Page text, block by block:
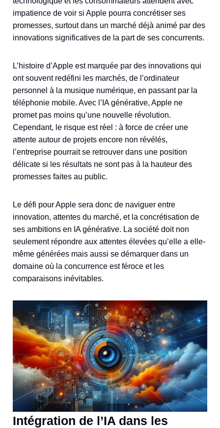
impatience de voir si Apple pourra concrétiser ses
promesses, surtout dans un marché déjà animé par des
innovations significatives de la part de ses concurrents.
L’histoire d’Apple est marquée par des innovations qui
ont souvent redéfini les marchés, de l’ordinateur
personnel à la musique numérique, en passant par la
téléphonie mobile. Avec l’IA générative, Apple ne
promet pas moins qu’une nouvelle révolution.
Cependant, le risque est réel : à force de créer une
attente autour de projets encore non révélés,
l’entreprise pourrait se retrouver dans une position
délicate si les résultats ne sont pas à la hauteur des
promesses faites au public.
Le défi pour Apple sera donc de naviguer entre
innovation, attentes du marché, et la concrétisation de
ses ambitions en IA générative. La société doit non
seulement répondre aux attentes élevées qu’elle a elle-
même générées mais aussi se démarquer dans un
domaine où la concurrence est féroce et les
comparaisons inévitables.
Intégration de l’IA dans les